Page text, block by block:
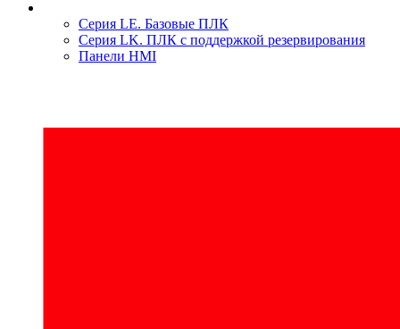
Серия LE. Базовые ПЛК
Серия LK. ПЛК с поддержкой резервирования
Панели HMI